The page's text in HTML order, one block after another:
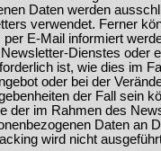
Daten werden
verwendet. Ferner
E-Mail informiert
Dienstes oder
ist, wie dies im
oder bei der
der Fall sein
der im Rahmen des
Daten an
wird nicht